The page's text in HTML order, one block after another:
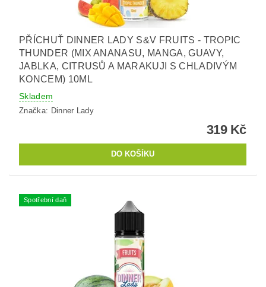
PŘÍCHUŤ DINNER LADY S&V FRUITS - TROPIC
THUNDER (MIX ANANASU, MANGA, GUAVY,
JABLKA, CITRUSŮ A MARAKUJI S CHLADIVÝM
KONCEM) 10ML
Skladem
Značka: Dinner Lady
319 Kč
Spotřební daň